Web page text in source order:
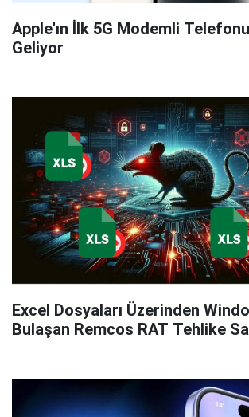
Apple'ın İlk 5G Modemli
Geliyor
Excel Dosyaları Üzerinden
Bulaşan Remcos RAT Tehlike